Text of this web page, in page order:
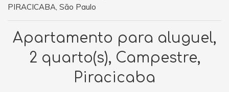
PIRACICABA, São Paulo
Apartamento para aluguel,
2 quarto(s), Campestre,
Piracicaba